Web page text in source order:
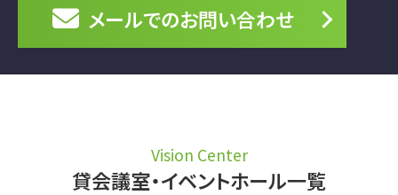
メールでのお問い合わせ
Vision Center
貸会議室・イベントホール一覧